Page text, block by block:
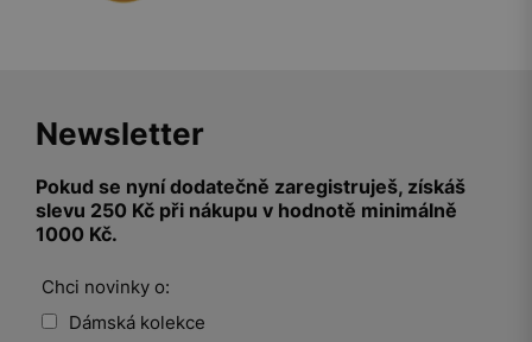
Newsletter
Pokud se nyní dodatečně zaregistruješ, získáš
slevu 250 Kč při nákupu v hodnotě minimálně
1000 Kč.
Chci novinky o:
Dámská kolekce